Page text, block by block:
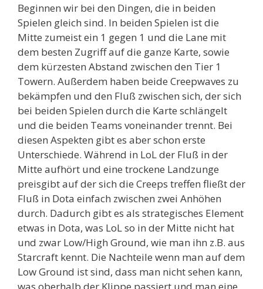
Beginnen wir bei den Dingen, die in beiden
Spielen gleich sind. In beiden Spielen ist die
Mitte zumeist ein 1 gegen 1 und die Lane mit
dem besten Zugriff auf die ganze Karte, sowie
dem kürzesten Abstand zwischen den Tier 1
Towern. Außerdem haben beide Creepwaves zu
bekämpfen und den Fluß zwischen sich, der sich
bei beiden Spielen durch die Karte schlängelt
und die beiden Teams voneinander trennt. Bei
diesen Aspekten gibt es aber schon erste
Unterschiede. Während in LoL der Fluß in der
Mitte aufhört und eine trockene Landzunge
preisgibt auf der sich die Creeps treffen fließt der
Fluß in Dota einfach zwischen zwei Anhöhen
durch. Dadurch gibt es als strategisches Element
etwas in Dota, was LoL so in der Mitte nicht hat
und zwar Low/High Ground, wie man ihn z.B. aus
Starcraft kennt. Die Nachteile wenn man auf dem
Low Ground ist sind, dass man nicht sehen kann,
was oberhalb der Klippe passiert und man eine